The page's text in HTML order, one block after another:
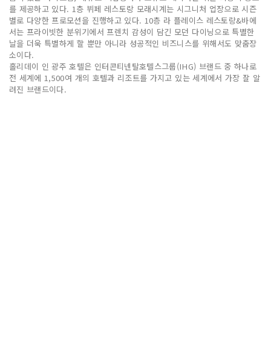
를 제공하고 있다. 1층 뷔페 레스토랑 모래시계는 시그니처 업장으로 시즌
별로 다양한 프로모션을 진행하고 있다. 10층 라 플레이스 레스토랑&바에
서는 프라이빗한 분위기에서 프렌치 감성이 담긴 모던 다이닝으로 특별한
날을 더욱 특별하게 할 뿐만 아니라 성공적인 비즈니스를 위해서도 맞춤장
소이다.
홀리데이 인 광주 호텔은 인터콘티넨탈호텔스그룹(IHG) 브랜드 중 하나로
전 세계에 1,500여 개의 호텔과 리조트를 가지고 있는 세계에서 가장 잘 알
려진 브랜드이다.